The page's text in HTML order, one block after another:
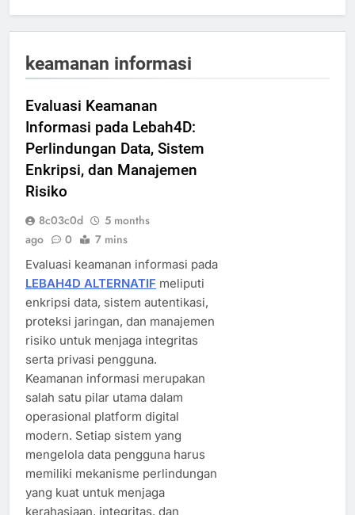
keamanan informasi
Evaluasi Keamanan
Informasi pada Lebah4D:
Perlindungan Data, Sistem
Enkripsi, dan Manajemen
Risiko
8c03c0d
5 months
ago
0 7 mins
Evaluasi keamanan informasi pada
LEBAH4D ALTERNATIF meliputi
enkripsi data, sistem autentikasi,
proteksi jaringan, dan manajemen
risiko untuk menjaga integritas
serta privasi pengguna.
Keamanan informasi merupakan
salah satu pilar utama dalam
operasional platform digital
modern. Setiap sistem yang
mengelola data pengguna harus
memiliki mekanisme perlindungan
yang kuat untuk menjaga
kerahasiaan, integritas, dan